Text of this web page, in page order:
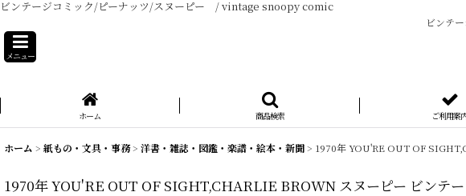
ビンテージコミック/ピーナッツ/スヌーピー / vintage snoopy comic
ビンテ
メニュー
ホーム 商品検索 ご利用案
ホーム > 紙もの・文具・事務> 洋書・雑誌・図鑑・楽譜・絵本・新聞> 1970年 YOU'RE OUT OF
1970年 YOU'RE OUT OF SIGHT,CHARLIE BROWN スヌーピー ビンテ